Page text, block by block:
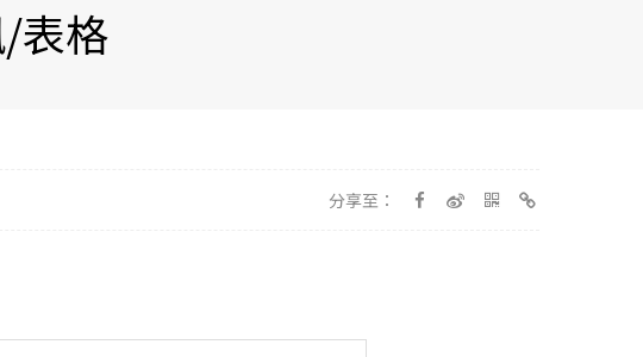
表格
分享至：